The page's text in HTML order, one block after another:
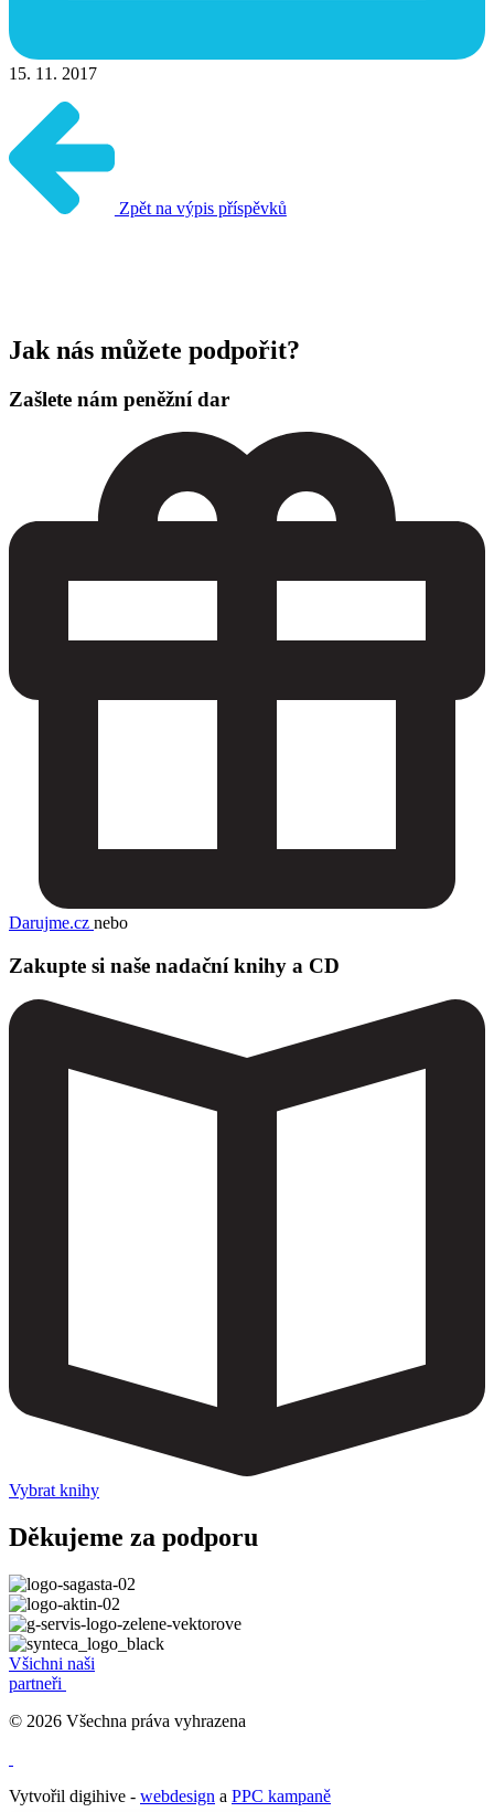
15. 11. 2017
Zpět na výpis příspěvků
Jak nás můžete podpořit?
Zašlete nám peněžní dar
Darujme.cz nebo
Zakupte si naše nadační knihy a CD
Vybrat knihy
Děkujeme za podporu
Všichni naši
partneři
© 2026 Všechna práva vyhrazena
Vytvořil digihive - webdesign a PPC kampaně